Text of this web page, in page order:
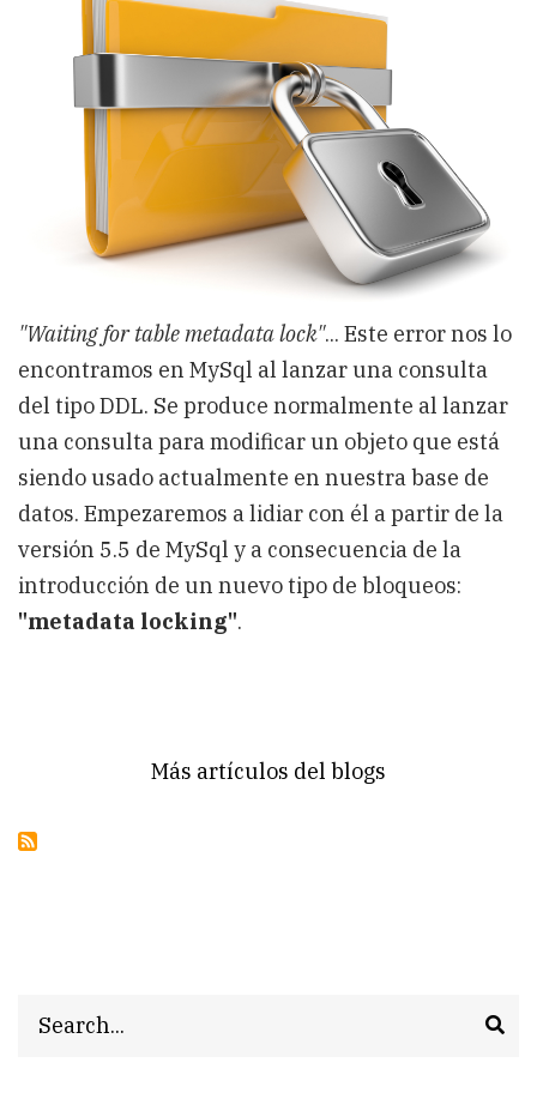
"Waiting for table metadata lock"... Este error nos lo
encontramos en MySql al lanzar una consulta
del tipo DDL. Se produce normalmente al lanzar
una consulta para modificar un objeto que está
siendo usado actualmente en nuestra base de
datos. Empezaremos a lidiar con él a partir de la
versión 5.5 de MySql y a consecuencia de la
introducción de un nuevo tipo de bloqueos:
"metadata locking".
Más artículos del blogs